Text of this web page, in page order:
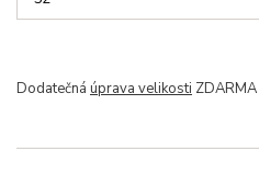
Dodatečná úprava velikosti ZDARMA